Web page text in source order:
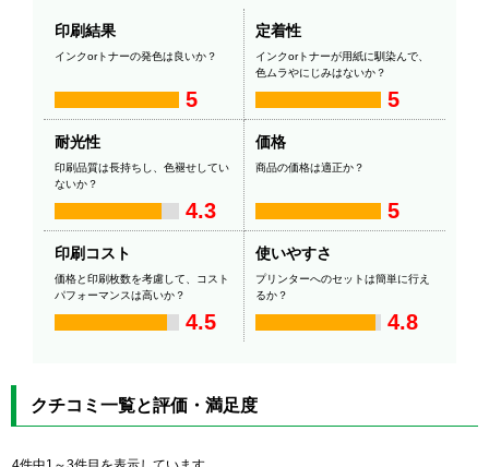
印刷結果
インクorトナーの発色は良いか？
5
定着性
インクorトナーが用紙に馴染んで、
色ムラやにじみはないか？
5
耐光性
印刷品質は長持ちし、色褪せしてい
ないか？
4.3
価格
商品の価格は適正か？
5
印刷コスト
価格と印刷枚数を考慮して、コスト
パフォーマンスは高いか？
4.5
使いやすさ
プリンターへのセットは簡単に行え
るか？
4.8
クチコミ一覧と評価・満足度